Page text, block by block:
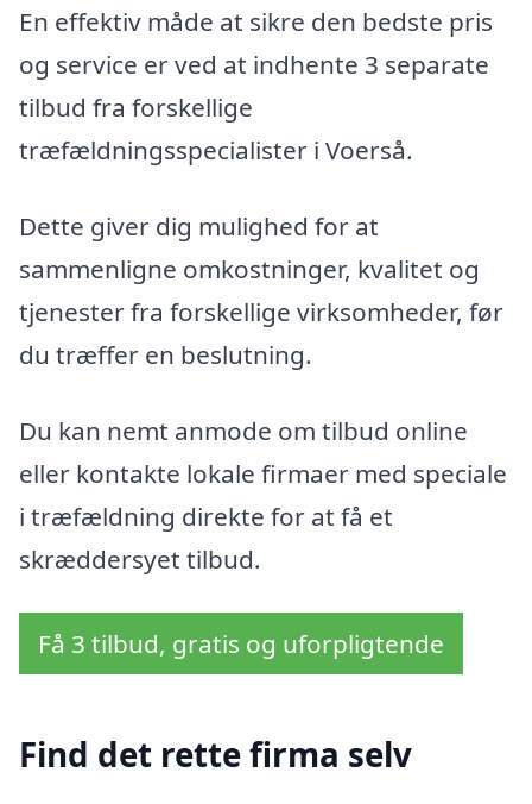
En effektiv måde at sikre den bedste pris
og service er ved at indhente 3 separate
tilbud fra forskellige
træfældningsspecialister i Voerså.
Dette giver dig mulighed for at
sammenligne omkostninger, kvalitet og
tjenester fra forskellige virksomheder, før
du træffer en beslutning.
Du kan nemt anmode om tilbud online
eller kontakte lokale firmaer med speciale
i træfældning direkte for at få et
skræddersyet tilbud.
Få 3 tilbud, gratis og uforpligtende
Find det rette firma selv